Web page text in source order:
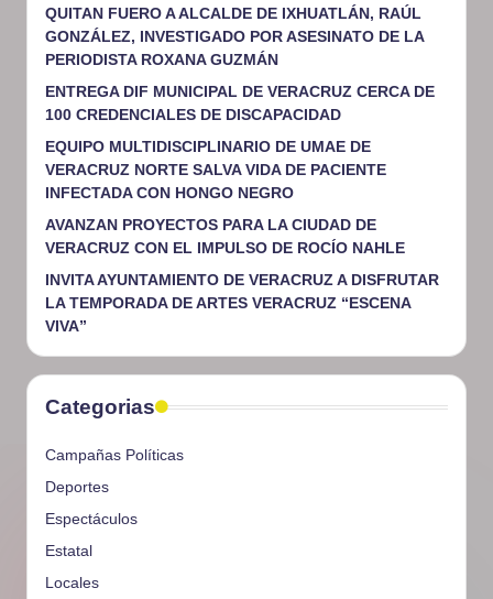
QUITAN FUERO A ALCALDE DE IXHUATLÁN, RAÚL
GONZÁLEZ, INVESTIGADO POR ASESINATO DE LA
PERIODISTA ROXANA GUZMÁN
ENTREGA DIF MUNICIPAL DE VERACRUZ CERCA DE
100 CREDENCIALES DE DISCAPACIDAD
EQUIPO MULTIDISCIPLINARIO DE UMAE DE
VERACRUZ NORTE SALVA VIDA DE PACIENTE
INFECTADA CON HONGO NEGRO
AVANZAN PROYECTOS PARA LA CIUDAD DE
VERACRUZ CON EL IMPULSO DE ROCÍO NAHLE
INVITA AYUNTAMIENTO DE VERACRUZ A DISFRUTAR
LA TEMPORADA DE ARTES VERACRUZ “ESCENA
VIVA”
Categorias
Campañas Políticas
Deportes
Espectáculos
Estatal
Locales